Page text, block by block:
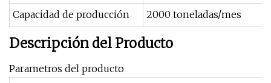
Capacidad de producción
2000 toneladas/mes
Descripción del Producto
Parametros del producto